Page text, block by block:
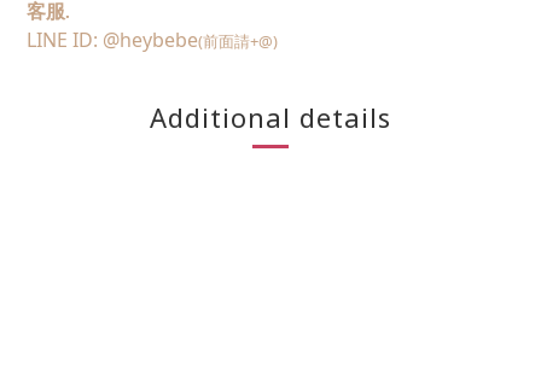
客服.
LINE ID: @heybebe(前面請+@)
Additional details